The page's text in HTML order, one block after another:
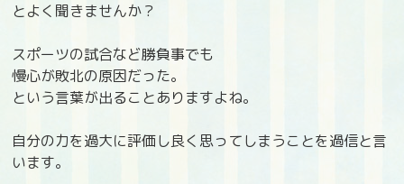
とよく聞きませんか？
スポーツの試合など勝負事でも
慢心が敗北の原因だった。
という言葉が出ることありますよね。
自分の力を過大に評価し良く思ってしまうことを過信と言
います。